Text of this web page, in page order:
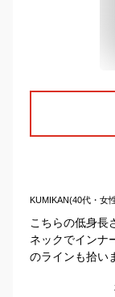
KUMIKAN(40代・女
こちらの低身長
ネックでインナ
のラインも拾い